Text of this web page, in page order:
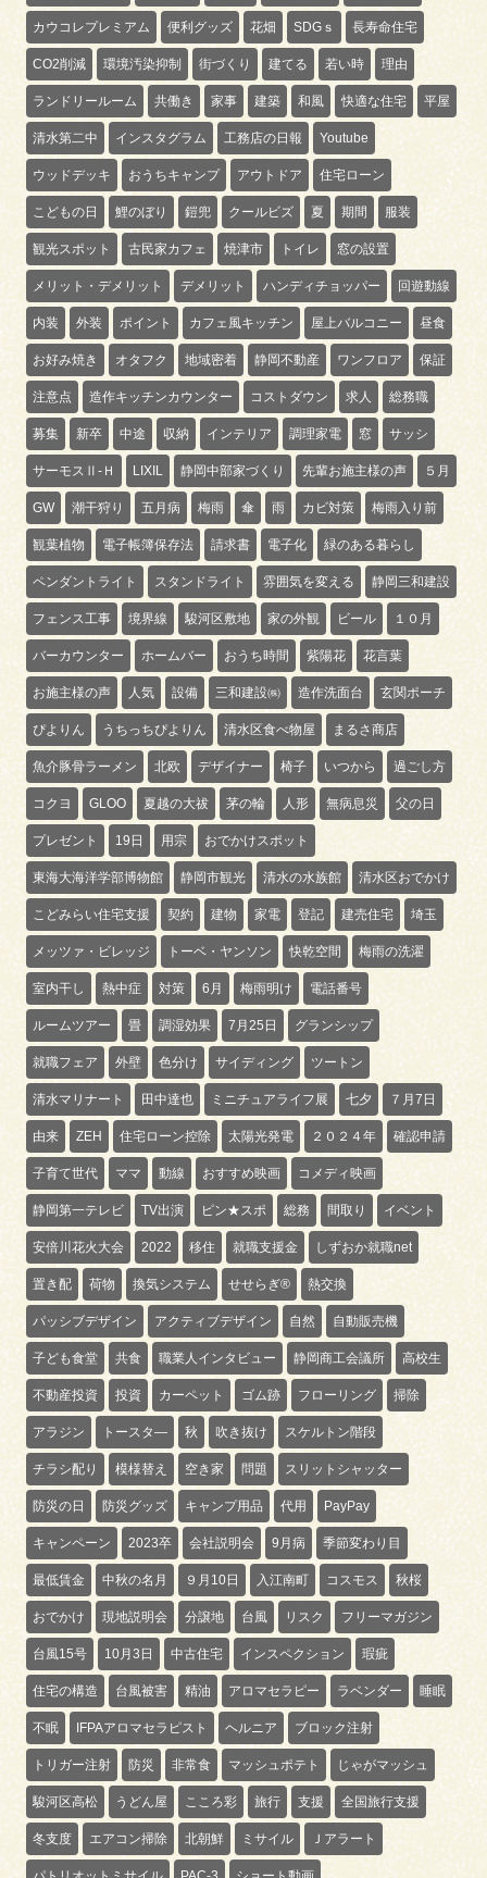
カウコレプレミアム 便利グッズ 花畑 SDGｓ 長寿命住宅
CO2削減 環境汚染抑制 街づくり 建てる 若い時 理由
ランドリールーム 共働き 家事 建築 和風 快適な住宅 平屋
清水第二中 インスタグラム 工務店の日報 Youtube
ウッドデッキ おうちキャンプ アウトドア 住宅ローン
こどもの日 鯉のぼり 鎧兜 クールビズ 夏 期間 服装
観光スポット 古民家カフェ 焼津市 トイレ 窓の設置
メリット・デメリット デメリット ハンディチョッパー 回遊動線
内装 外装 ポイント カフェ風キッチン 屋上バルコニー 昼食
お好み焼き オタフク 地域密着 静岡不動産 ワンフロア 保証
注意点 造作キッチンカウンター コストダウン 求人 総務職
募集 新卒 中途 収納 インテリア 調理家電 窓 サッシ
サーモスⅡ-Ｈ LIXIL 静岡中部家づくり 先輩お施主様の声 ５月
GW 潮干狩り 五月病 梅雨 傘 雨 カビ対策 梅雨入り前
観葉植物 電子帳簿保存法 請求書 電子化 緑のある暮らし
ペンダントライト スタンドライト 雰囲気を変える 静岡三和建設
フェンス工事 境界線 駿河区敷地 家の外観 ビール １０月
バーカウンター ホームバー おうち時間 紫陽花 花言葉
お施主様の声 人気 設備 三和建設㈱ 造作洗面台 玄関ポーチ
ぴよりん うちっちぴよりん 清水区食べ物屋 まるさ商店
魚介豚骨ラーメン 北欧 デザイナー 椅子 いつから 過ごし方
コクヨ GLOO 夏越の大祓 茅の輪 人形 無病息災 父の日
プレゼント 19日 用宗 おでかけスポット
東海大海洋学部博物館 静岡市観光 清水の水族館 清水区おでかけ
こどみらい住宅支援 契約 建物 家電 登記 建売住宅 埼玉
メッツァ・ビレッジ トーベ・ヤンソン 快乾空間 梅雨の洗濯
室内干し 熱中症 対策 6月 梅雨明け 電話番号
ルームツアー 畳 調湿効果 7月25日 グランシップ
就職フェア 外壁 色分け サイディング ツートン
清水マリナート 田中達也 ミニチュアライフ展 七夕 ７月7日
由来 ZEH 住宅ローン控除 太陽光発電 ２０２４年 確認申請
子育て世代 ママ 動線 おすすめ映画 コメディ映画
静岡第一テレビ TV出演 ピン★スポ 総務 間取り イベント
安倍川花火大会 2022 移住 就職支援金 しずおか就職net
置き配 荷物 換気システム せせらぎ® 熱交換
パッシブデザイン アクティブデザイン 自然 自動販売機
子ども食堂 共食 職業人インタビュー 静岡商工会議所 高校生
不動産投資 投資 カーペット ゴム跡 フローリング 掃除
アラジン トースタ― 秋 吹き抜け スケルトン階段
チラシ配り 模様替え 空き家 問題 スリットシャッター
防災の日 防災グッズ キャンプ用品 代用 PayPay
キャンペーン 2023卒 会社説明会 9月病 季節変わり目
最低賃金 中秋の名月 ９月10日 入江南町 コスモス 秋桜
おでかけ 現地説明会 分譲地 台風 リスク フリーマガジン
台風15号 10月3日 中古住宅 インスペクション 瑕疵
住宅の構造 台風被害 精油 アロマセラピー ラベンダー 睡眠
不眠 IFPAアロマセラピスト ヘルニア ブロック注射
トリガー注射 防災 非常食 マッシュポテト じゃがマッシュ
駿河区高松 うどん屋 こころ彩 旅行 支援 全国旅行支援
冬支度 エアコン掃除 北朝鮮 ミサイル Ｊアラート